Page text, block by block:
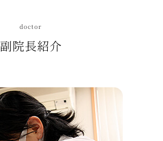
doctor
副院長紹介